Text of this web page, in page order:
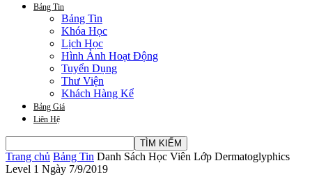
Bảng Tin
Bảng Tin
Khóa Học
Lịch Học
Hình Ảnh Hoạt Động
Tuyển Dụng
Thư Viện
Khách Hàng Kể
Bảng Giá
Liên Hệ
Trang chủ Bảng Tin Danh Sách Học Viên Lớp Dermatoglyphics
Level 1 Ngày 7/9/2019